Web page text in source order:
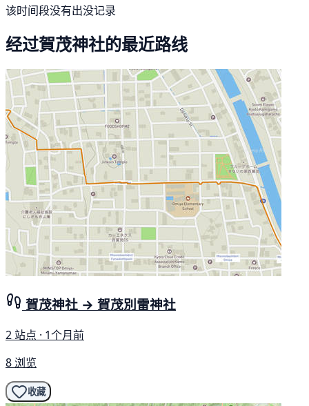
该时间段没有出没记录
经过賀茂神社的最近路线
賀茂神社 → 賀茂別雷神社
2 站点 · 1个月前
8 浏览
收藏